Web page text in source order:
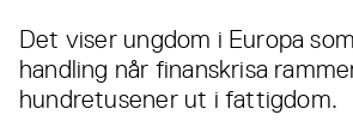
Det viser ungdom i Europa
handling når finanskrisa
hundretusener ut i fattigdom.